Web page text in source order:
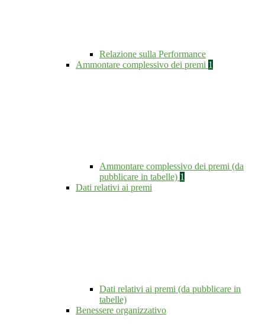
Relazione sulla Performance
Ammontare complessivo dei premi 1
Ammontare complessivo dei premi (da
pubblicare in tabelle) 1
Dati relativi ai premi
Dati relativi ai premi (da pubblicare in
tabelle)
Benessere organizzativo